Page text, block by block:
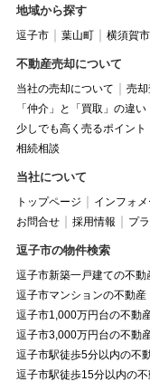
地域から探す
逗子市 葉山町 横須賀市
不動産売却について
当社の売却について 売却
「仲介」と「買取」の違い
少しでも高く売るポイント
相続相談
当社について
トップページ インフォ
お問合せ
採用情報 プ
逗子市の物件検索
逗子市新築一戸建ての不動
逗子市マンションの不動産
逗子市1,000万円台の不動
逗子市3,000万円台の不動
逗子市駅徒歩5分以内の不
逗子市駅徒歩15分以内の